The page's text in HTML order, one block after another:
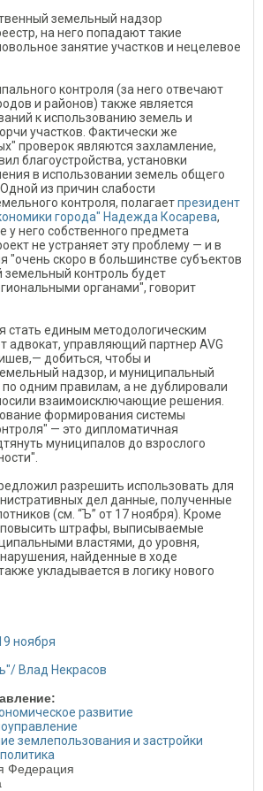
земельный надзор
на него попадают такие
занятие участков и нецелевое
контроля (за него отвечают
и районов) также является
к использованию земель и
участков. Фактически же
проверок являются захламление,
благоустройства, установки
в использовании земель общего
из причин слабости
контроля, полагаетпрезидент
города" Надежда Косарева,
у него собственного предмета
не устраняет эту проблему — и в
"очень скоро в большинстве субъектов
контроль будет
органами", говорит
стать единым методологическим
адвокат, управляющий партнер AVG
добиться, чтобы и
надзор, и муниципальный
по одним правилам, а не дублировали
взаимоисключающие решения.
формирования системы
— это дипломатичная
муниципалов до взрослого
разрешить использовать для
дел данные, полученные
(см. “Ъ” от 17 ноября). Кроме
повысить штрафы, выписываемые
властями, до уровня,
найденные в ходе
укладывается в логику нового
ноября
Влад Некрасов
развитие
землепользования и застройки
Федерация